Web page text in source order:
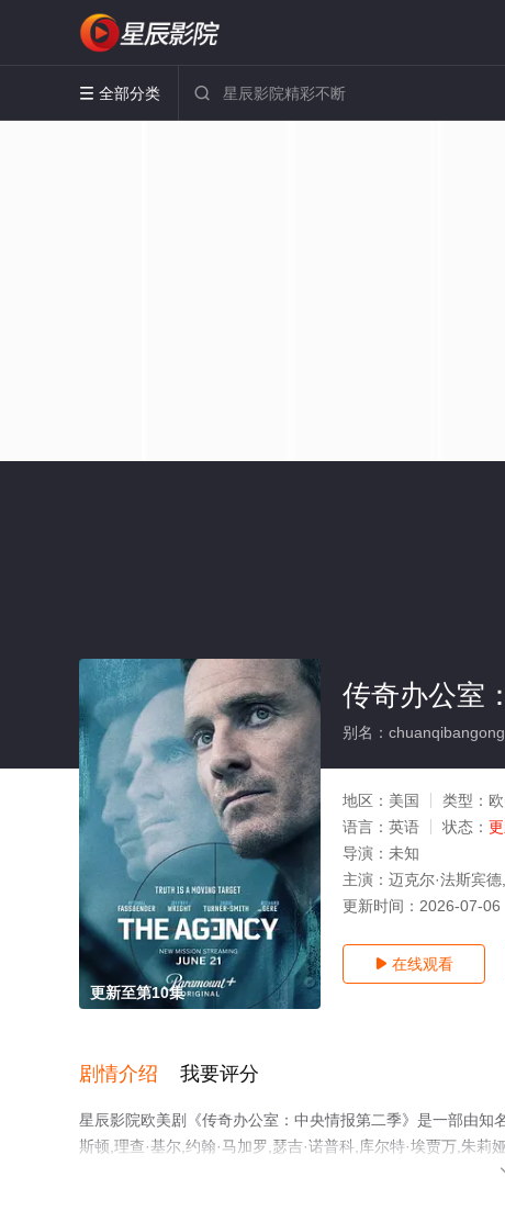
 全部分类 
更新至第10集
传奇办公室
别名：
地区： 美国 类型：
语言： 英语 状态：
导演： 未知
主演： 迈克尔·法斯宾
更新时间： 2026-07-06
 在线观看
剧情介绍 我要评分
星辰影院欧美剧《传奇办公室：中央情报第二季》是一部由知
斯顿,理查·基尔,约翰·马加罗,瑟吉·诺普科,库尔特·埃贾万,朱
特,奥列克桑德·鲁登斯基等演员精彩演绎的美国电视剧，手机